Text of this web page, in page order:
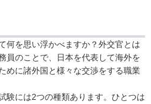
何を思い浮かべますか？外交官とは
員のことで、日本を代表して海外を
めに諸外国と様々な交渉をする職業
験には2つの種類あります。ひとつは